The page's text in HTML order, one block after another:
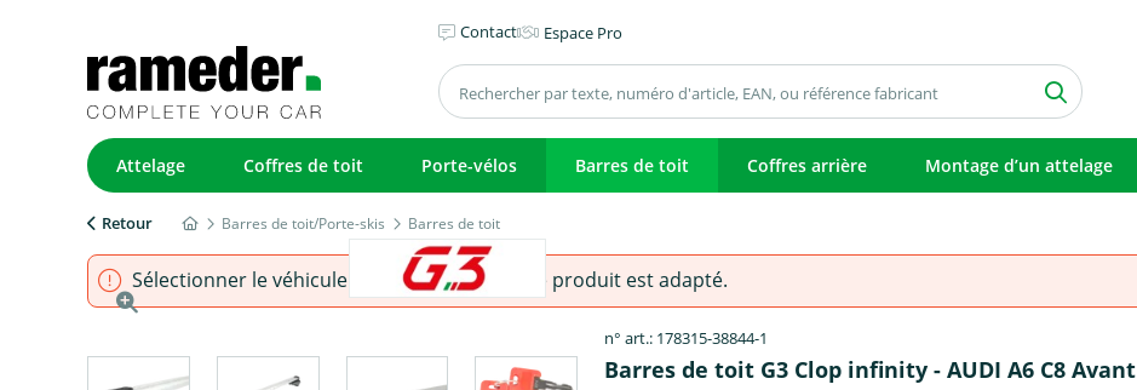
Contact Espace Pro
Attelage Coffres de toit Porte-vélos Barres de toit Coffres arrière Montage d’un attelage
Retour Barres de toit/Porte-skis Barres de toit
Sélectionner le véhicule pour s'assurer que le produit est adapté.
n° art.: 178315-38844-1
Barres de toit G3 Clop infinity - AUDI A6 C8 Avant